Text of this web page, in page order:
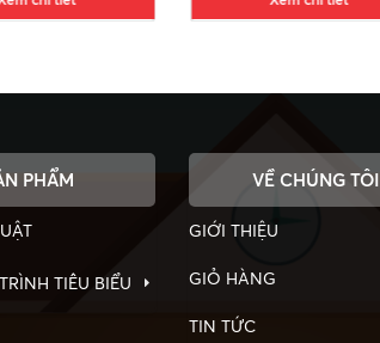
PHẨM
TIÊU BIỂU
VỀ CHÚNG TÔI
GIỚI THIỆU
GIỎ HÀNG
TIN TỨC